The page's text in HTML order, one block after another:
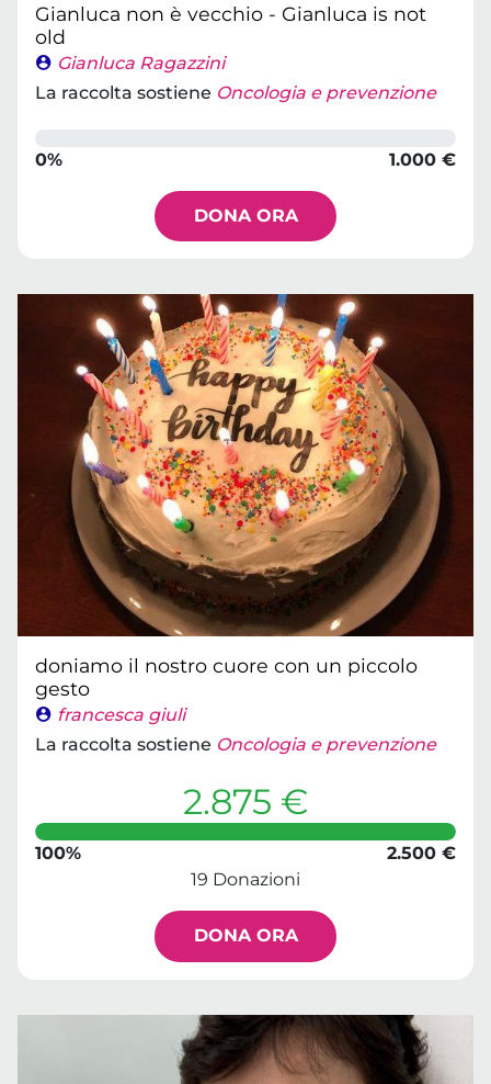
Gianluca non è vecchio - Gianluca is not
old
Gianluca Ragazzini
La raccolta sostiene Oncologia e prevenzione
0% 1.000 €
DONA ORA
doniamo il nostro cuore con un piccolo
gesto
francesca giuli
La raccolta sostiene Oncologia e prevenzione
2.875 €
100%
2.500 €
19 Donazioni
DONA ORA